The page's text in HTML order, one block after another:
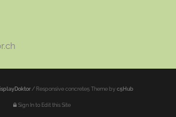
/ Responsive concrete5 Theme by c5Hub
Sign In to Edit this Site